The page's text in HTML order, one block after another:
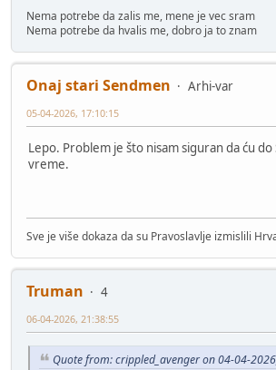
Nema potrebe da zalis me, mene je vec sram
Nema potrebe da hvalis me, dobro ja to znam
Onaj stari Sendmen
Arhi-var
05-04-2026, 17:10:15
Lepo. Problem je što nisam siguran da ću
vreme.
Sve je više dokaza da su Pravoslavlje izmislili
Truman
4
06-04-2026, 21:38:55
Quote from: crippled_avenger on 04-04-